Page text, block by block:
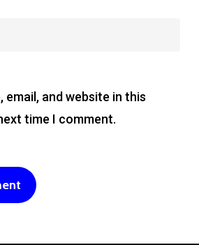
email, and website in this
time I comment.